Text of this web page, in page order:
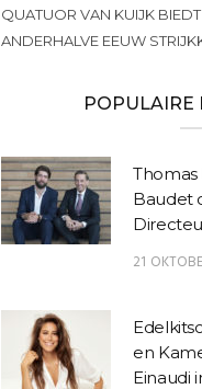
QUATUOR VAN KUIJK
ANDERHALVE EEUW
POPULAIRE
Baudet
21
en
Einaudi